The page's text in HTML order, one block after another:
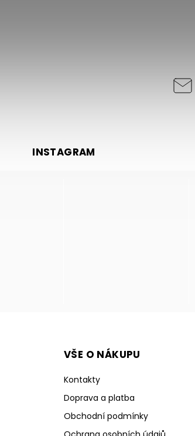
VŠE O NÁKUPU
Kontakty
Doprava a platba
Obchodní podmínky
INSTAGRAM